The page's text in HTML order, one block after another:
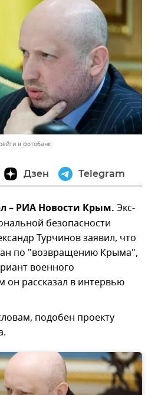
в фотобанк
Дзен Telegram
– РИА Новости Крым. Экс-
безопасности
Турчинов заявил, что
по "возвращению Крыма",
военного
он рассказал в интервью
подобен проекту